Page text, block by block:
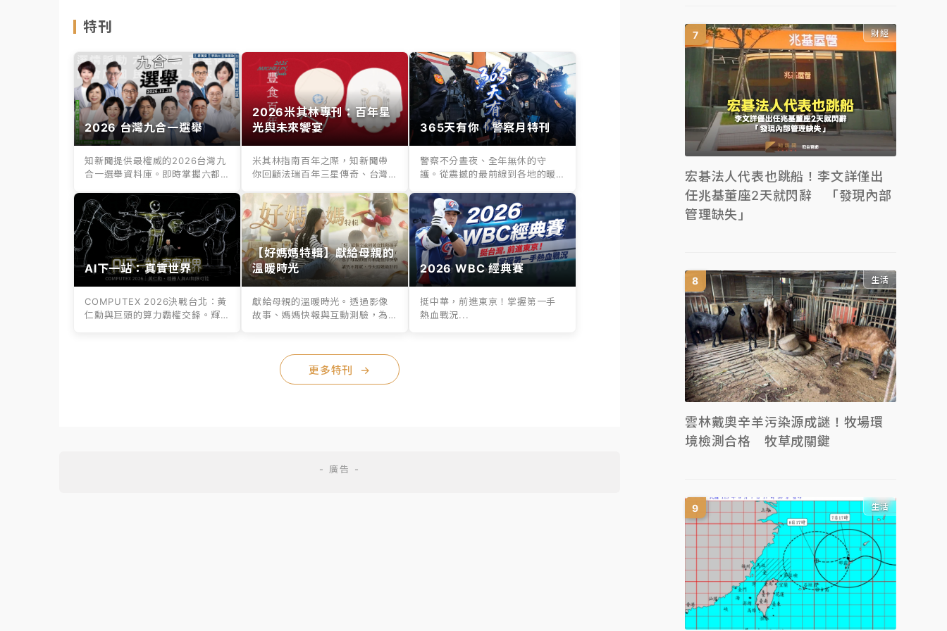
特刊
2026 台灣九合一選舉
知新聞提供最權威的2026台灣九
合一選舉資料庫。即時掌握六都
2026米其林專刊：百年星
光與未來饗宴
米其林指南百年之際，知新聞帶
你回顧法瑞百年三星傳奇、台灣
365天有你｜警察月特刊
警察不分晝夜、全年無休的守
護。從震撼的最前線到各地的暖
AI下一站：真實世界
COMPUTEX 2026決戰台北：黃
仁勳與巨頭的算力霸權交鋒。輝
【好媽媽特輯】獻給母親的
溫暖時光
獻給母親的溫暖時光。透過影像
故事、媽媽快報與互動測驗，為
2026 WBC 經典賽
挺中華，前進東京！掌握第一手
熱血戰況...
更多特刊 →
財經
宏碁法人代表也跳船！李文詳僅出
任兆基董座2天就閃辭 「發現內部
管理缺失」
生活
雲林戴奧辛羊污染源成謎！牧場環
境檢測合格 牧草成關鍵
生活